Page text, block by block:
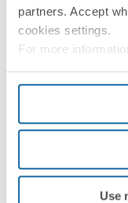
partners. Accept
cookies settings.
For more
Use